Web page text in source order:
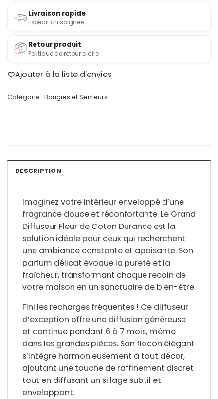
Livraison rapide
Expédition soignée
Retour produit
Politique de retour claire
Ajouter à la liste d'envies
Catégorie : Bougies et Senteurs
DESCRIPTION
Imaginez votre intérieur enveloppé d’une
fragrance douce et réconfortante. Le Grand
Diffuseur Fleur de Coton Durance est la
solution idéale pour ceux qui recherchent
une ambiance constante et apaisante. Son
parfum délicat évoque la pureté et la
fraîcheur, transformant chaque recoin de
votre maison en un sanctuaire de bien-être.
Fini les recharges fréquentes ! Ce diffuseur
d’exception offre une diffusion généreuse
et continue pendant 6 à 7 mois, même
dans les grandes pièces. Son flacon élégant
s’intègre harmonieusement à tout décor,
ajoutant une touche de raffinement discret
tout en diffusant un sillage subtil et
enveloppant.